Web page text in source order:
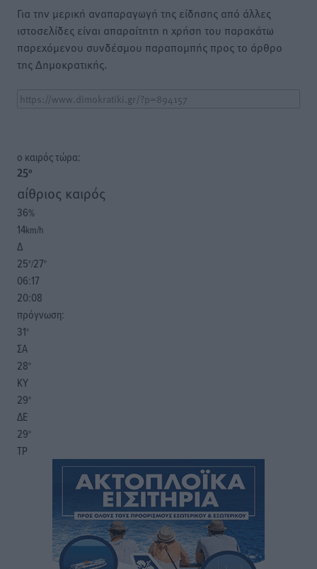
Για την μερική αναπαραγωγή της είδησης από άλλες
ιστοσελίδες είναι απαραίτητη η χρήση του παρακάτω
παρεχόμενου συνδέσμου παραπομπής προς το άρθρο
της Δημοκρατικής.
o καιρός τώρα:
25°
αίθριος καιρός
36%
14km/h
Δ
25°/27°
06:17
20:08
πρόγνωση:
31°
ΣΑ
28°
ΚΥ
29°
ΔΕ
29°
ΤΡ